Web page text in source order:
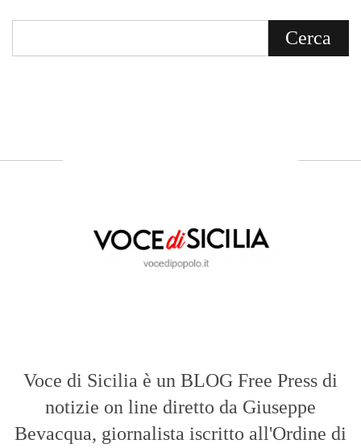
Voce di Sicilia è un BLOG Free Press di
notizie on line diretto da Giuseppe
Bevacqua, giornalista iscritto all'Ordine di